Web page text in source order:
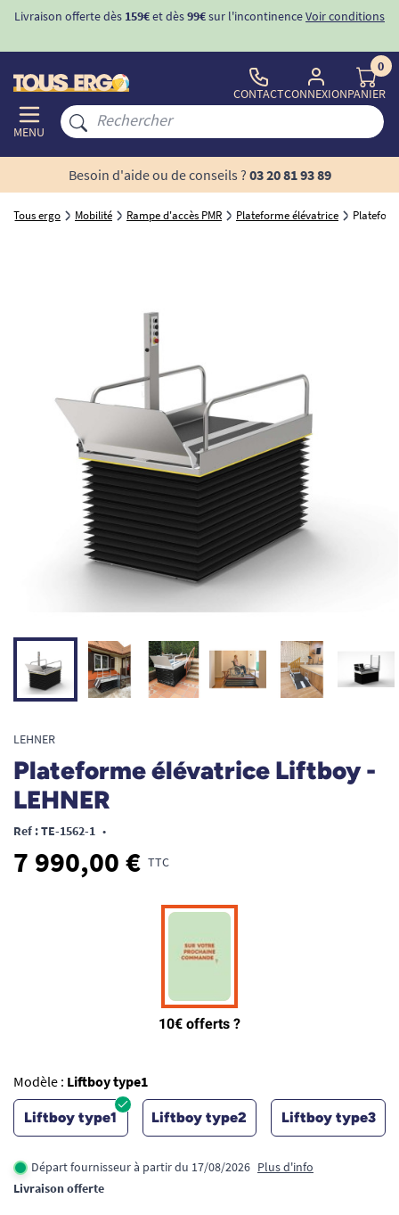
Livraison offerte dès 159€et dès99€sur l'incontinenceVoir conditions
MENU
CONTACTCONNEXION
0
PANIER
Besoin d'aide ou de conseils ? 03 20 81 93 89
Tous ergo Mobilité Rampe d'accès PMR Plateforme élévatrice
LEHNER
Plateforme élévatrice Liftboy -
LEHNER
Ref : TE-1562-1 •
7 990,00 € TTC
Modèle : Liftboy type1
Liftboy type1 Liftboy type2 Liftboy type3
Départ fournisseur à partir du 17/08/2026 Plus d'info
Livraison offerte